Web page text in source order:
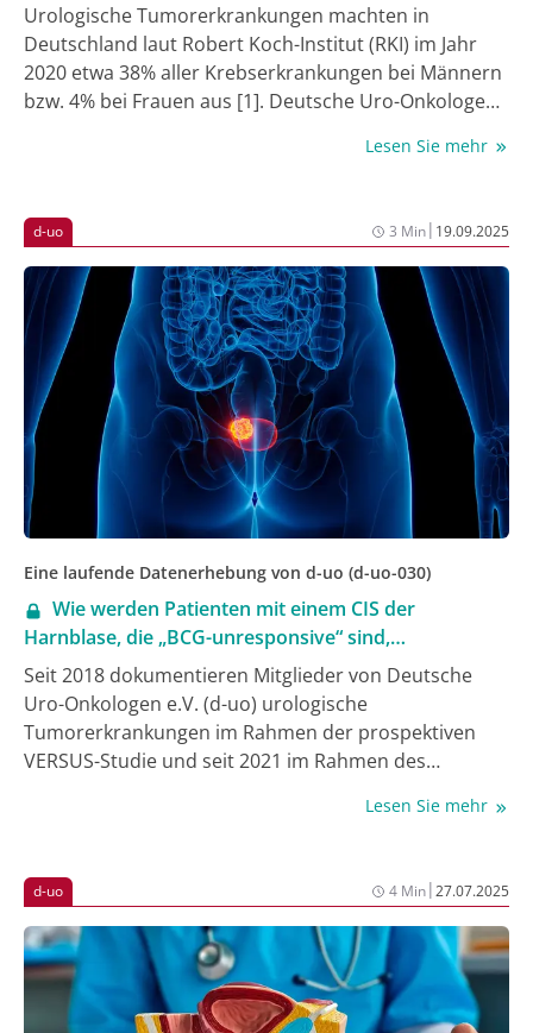
Urologische Tumorerkrankungen machten in
Deutschland laut Robert Koch-Institut (RKI) im Jahr
2020 etwa 38% aller Krebserkrankungen bei Männern
bzw. 4% bei Frauen aus [1]. Deutsche Uro-Onkologen
Dokumentationsplattform zu entwickeln, mit der den
Krebsregister (KR) ermöglicht wird und andererseits
Daten in die eigene Datenbank von d-uo überführt
werden können – ohne wesentlichen zusätzlichen
Aufwand. Im Januar 2018 haben wir dann
bekanntgegeben, dass wir die KR-Meldung mit einer
eigenen Datenbank kombinieren können [2, 3]. Seit
Mai 2018 übermitteln Mitglieder von d-uo ihre KR-
Meldungen mit dem System von d-uo [4]. Jede
Meldung wurde dem meldenden Mitglied von d-uo
mit 18 € (seit 2024 mit 19,50 €) extra vergütet –
quartalsweise und pünktlich [5]. Damit ist d-uo
weiterhin der einzige Anbieter, der seinen Mitgliedern
verbundenen Dokumentationsaufwand zusätzlich
vergütet [6].
Lesen Sie mehr
d-uo 3 Min| 19.09.2025
Eine laufende Datenerhebung von d-uo (d-uo-030)
Wie werden Patienten mit einem CIS der
Harnblase, die „BCG-unresponsive“ sind,
weiterbehandelt?
Seit 2018 dokumentieren Mitglieder von Deutsche
Uro-Onkologen e.V. (d-uo) urologische
Tumorerkrankungen im Rahmen der prospektiven
VERSUS-Studie und seit 2021 im Rahmen des
UroNAT. Zusätzlich werden Einzelprojekte formuliert
Patienten mit einem Carcinoma in situ (CIS) der
Harnblase, die nicht auf eine Behandlung mit Bacillus
Calmette-Guérin (BCG) ansprechen, also „BCG-
unresponsive“ sind, weiterbehandelt werden. Im
Fokus stehen zunächst blasenerhaltende Therapien
(und nicht die radikale Zystektomie).
Lesen Sie mehr
d-uo 4 Min|27.07.2025